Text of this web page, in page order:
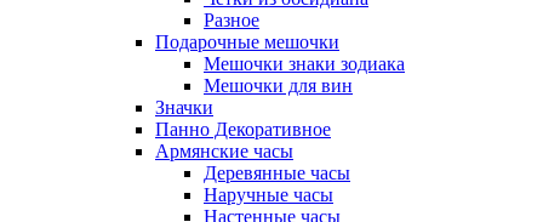
Разное
Подарочные мешочки
Мешочки знаки зодиака
Мешочки для вин
Значки
Панно Декоративное
Армянские часы
Деревянные часы
Наручные часы
Настенные часы